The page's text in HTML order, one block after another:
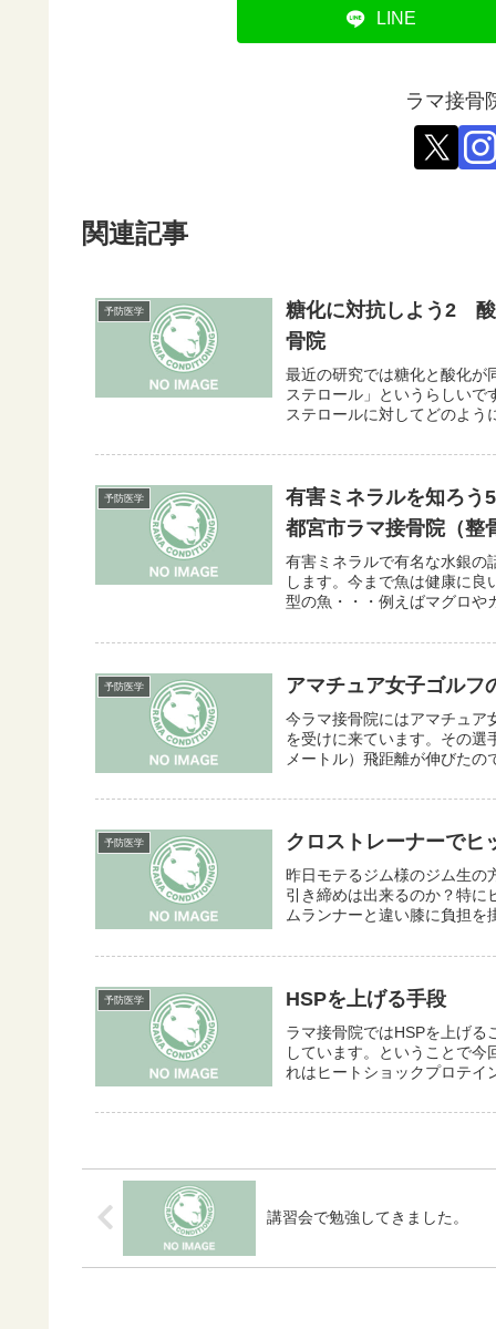
LINE
ラマ接骨
関連記事
予防医学
糖化に対抗しよう2 酸
骨院
最近の研究では糖化と酸化が
ステロール」というらしいで
ステロールに対してどのよう
予防医学
有害ミネラルを知ろ
都宮市ラマ接骨院（整
有害ミネラルで有名な水銀の
します。今まで魚は健康に
型の魚・・・例えばマグロや
予防医学 アマチュア女子ゴルフ
今ラマ接骨院にはアマチュア
を受けに来ています。その選
メートル）飛距離が伸びたの
予防医学 クロストレーナーでヒ
昨日モテるジム様のジム生
引き締めは出来るのか？特
ムランナーと違い膝に負担を
予防医学 HSPを上げる手段
ラマ接骨院ではHSPを上げる
しています。ということで
れはヒートショックプロテイ
講習会で勉強してきました。